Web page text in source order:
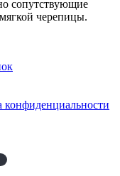
сопутствующие
черепицы.
конфиденциальности